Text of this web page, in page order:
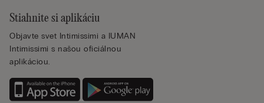
Stiahnite si aplikáciu
Objavte svet Intimissimi a IUMAN
Intimissimi s našou oficiálnou
aplikáciou.